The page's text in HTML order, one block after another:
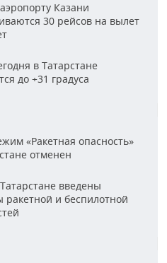
Казани
30 рейсов на вылет
в Татарстане
до +31 градуса
«Ракетная опасность»
отменен
введены
и беспилотной